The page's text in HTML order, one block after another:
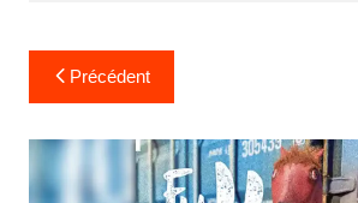
Navigation
de
l’article
Précédent